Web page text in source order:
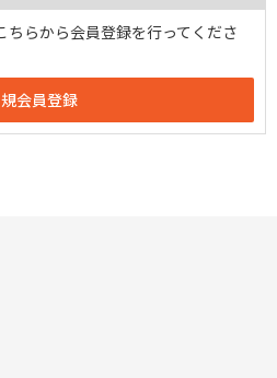
らから会員登録を行ってくださ